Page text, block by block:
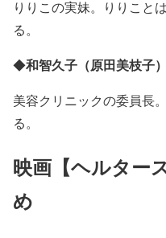
りりこの実妹。りりこと
る。
◆和智久子（原田美枝子）
美容クリニックの委員長
る。
映画【ヘルター
め